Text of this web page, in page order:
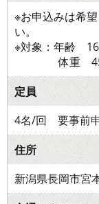
※お申込みは希
い。
※対象：年齢 16
体重 45kg
定員
4名/回 要事前申
住所
新潟県長岡市宮